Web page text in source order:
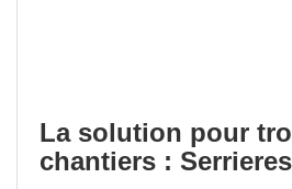
La solution pour
chantiers :